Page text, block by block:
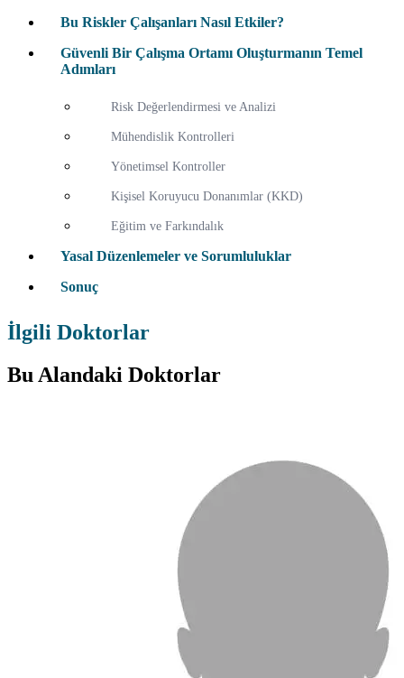
Bu Riskler Çalışanları Nasıl Etkiler?
Güvenli Bir Çalışma Ortamı Oluşturmanın Temel
Adımları
Risk Değerlendirmesi ve Analizi
Mühendislik Kontrolleri
Yönetimsel Kontroller
Kişisel Koruyucu Donanımlar (KKD)
Eğitim ve Farkındalık
Yasal Düzenlemeler ve Sorumluluklar
Sonuç
İlgili Doktorlar
Bu Alandaki Doktorlar